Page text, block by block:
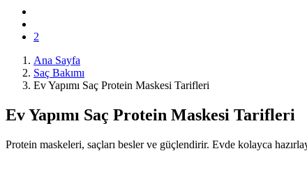
2
Ana Sayfa
Saç Bakımı
Ev Yapımı Saç Protein Maskesi Tarifleri
Ev Yapımı Saç Protein Maskesi Tarifleri
Protein maskeleri, saçları besler ve güçlendirir. Evde kolayca